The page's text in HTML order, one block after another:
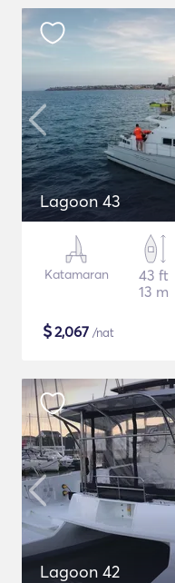
Lagoon 43
Katamaran
43 ft
13 m
$2,067 /nat
Lagoon 42